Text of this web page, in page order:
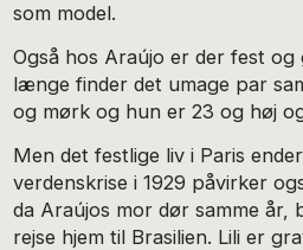
som model.
Også hos Araújo er der fest og
længe finder det umage par
og mørk og hun er 23 og høj
Men det festlige liv i Paris
verdenskrise i 1929 påvirker
da Araújos mor dør samme år,
rejse hjem til Brasilien. Lili er